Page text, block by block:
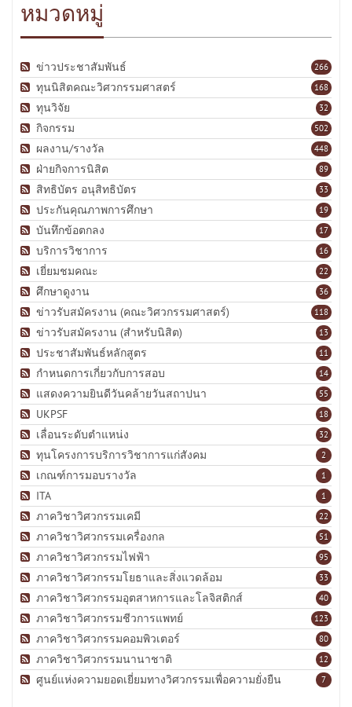
หมวดหมู่
266
ข่าวประชาสัมพันธ์
168
ทุนนิสิตคณะวิศวกรรมศาสตร์
32
ทุนวิจัย
502
กิจกรรม
448
ผลงาน/รางวัล
89
ฝ่ายกิจการนิสิต
33
สิทธิบัตร อนุสิทธิบัตร
19
ประกันคุณภาพการศึกษา
17
บันทึกข้อตกลง
16
บริการวิชาการ
22
เยี่ยมชมคณะ
36
ศึกษาดูงาน
118
ข่าวรับสมัครงาน (คณะวิศวกรรมศาสตร์)
13
ข่าวรับสมัครงาน (สำหรับนิสิต)
11
ประชาสัมพันธ์หลักสูตร
14
กำหนดการเกี่ยวกับการสอบ
55
แสดงความยินดีวันคล้ายวันสถาปนา
18
UKPSF
32
เลื่อนระดับตำแหน่ง
2
ทุนโครงการบริการวิชาการแก่สังคม
1
เกณฑ์การมอบรางวัล
1
ITA
22
ภาควิชาวิศวกรรมเคมี
51
ภาควิชาวิศวกรรมเครื่องกล
95
ภาควิชาวิศวกรรมไฟฟ้า
33
ภาควิชาวิศวกรรมโยธาและสิ่งแวดล้อม
40
ภาควิชาวิศวกรรมอุตสาหการและโลจิสติกส์
123
ภาควิชาวิศวกรรมชีวการแพทย์
80
ภาควิชาวิศวกรรมคอมพิวเตอร์
12
ภาควิชาวิศวกรรมนานาชาติ
7
ศูนย์แห่งความยอดเยี่ยมทางวิศวกรรมเพื่อความยั่งยืน